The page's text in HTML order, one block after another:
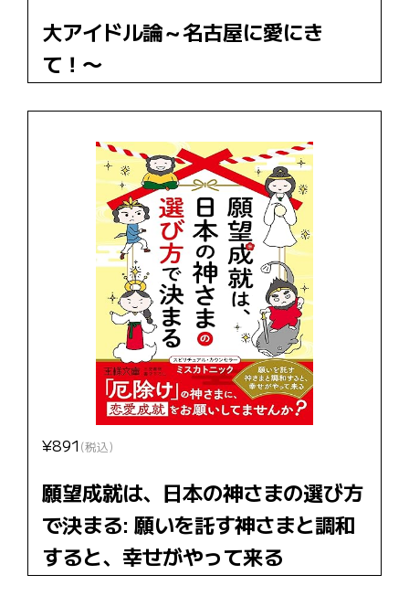
大アイドル論～名古屋に愛にき
て！〜
¥891 (税込)
願望成就は、日本の神さまの選び方
で決まる: 願いを託す神さまと調和
すると、幸せがやって来る